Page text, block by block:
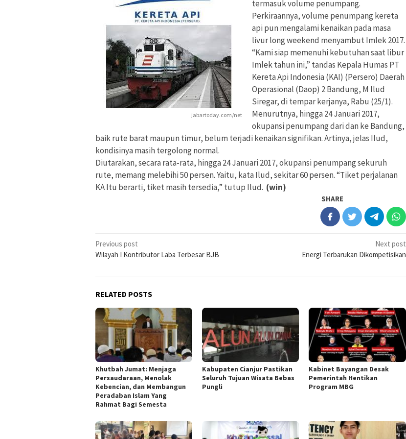
jabartoday.com/net
termasuk volume penumpang.
Perkiraannya, volume penumpang kereta
api pun mengalami kenaikan pada masa
livur long weekend menyambut Imlek 2017.
“Kami siap memenuhi kebutuhan saat libur
Imlek tahun ini,” tandas Kepala Humas PT
Kereta Api Indonesia (KAI) (Persero) Daerah
Operasional (Daop) 2 Bandung, M Ilud
Siregar, di tempar kerjanya, Rabu (25/1).
Menurutnya, hingga 24 Januari 2017,
okupansi penumpang dari dan ke Bandung,
baik rute barat maupun timur, belum terjadi kenaikan signifikan. Artinya, jelas Ilud,
kondisinya masih tergolong normal.
Diutarakan, secara rata-rata, hingga 24 Januari 2017, okupansi penumpang sekuruh
rute, memang melebihi 50 persen. Yaitu, kata Ilud, sekitar 60 persen. “Tiket perjalanan
KA Itu berarti, tiket masih tersedia,” tutup Ilud. (win)
SHARE
Post
navigation
Previous post
Wilayah I Kontributor Laba Terbesar BJB
Next post
Energi Terbarukan Dikompetisikan
RELATED POSTS
Khutbah Jumat: Menjaga
Persaudaraan, Menolak
Kebencian, dan Membangun
Peradaban Islam Yang
Rahmat Bagi Semesta
Kabupaten Cianjur Pastikan
Seluruh Tujuan Wisata Bebas
Pungli
Kabinet Bayangan Desak
Pemerintah Hentikan
Program MBG